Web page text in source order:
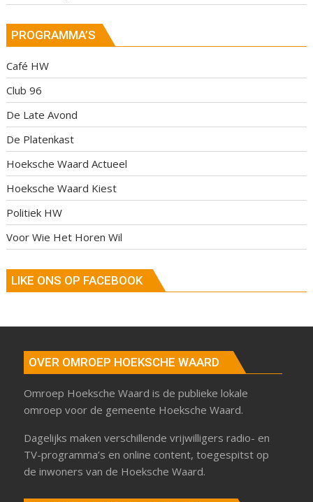
PROGRAMMA’S
Café HW
Club 96
De Late Avond
De Platenkast
Hoeksche Waard Actueel
Hoeksche Waard Kiest
Politiek HW
Voor Wie Het Horen Wil
LIKE ONS OP FACEBOOK
OVER OMROEP HOEKSCHE WAARD
Omroep Hoeksche Waard is de publieke lokale
omroep voor de gemeente Hoeksche Waard.
Dagelijks maken verschillende vrijwilligers radio- en
TV-programma’s en online content, toegespitst op
de inwoners van de Hoeksche Waard.